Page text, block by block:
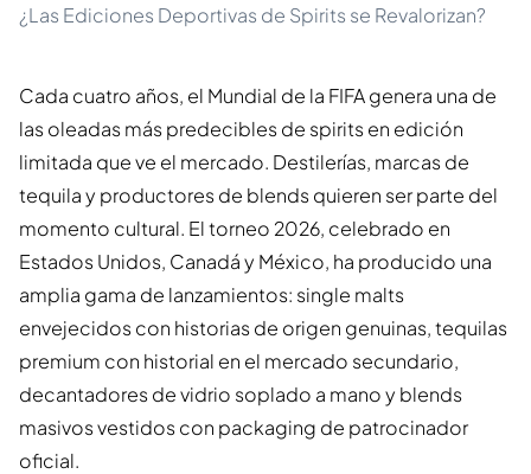
¿Las Ediciones Deportivas de Spirits se Revalorizan?
Cada cuatro años, el Mundial de la FIFA genera una de
las oleadas más predecibles de spirits en edición
limitada que ve el mercado. Destilerías, marcas de
tequila y productores de blends quieren ser parte del
momento cultural. El torneo 2026, celebrado en
Estados Unidos, Canadá y México, ha producido una
amplia gama de lanzamientos: single malts
envejecidos con historias de origen genuinas, tequilas
premium con historial en el mercado secundario,
decantadores de vidrio soplado a mano y blends
masivos vestidos con packaging de patrocinador
oficial.